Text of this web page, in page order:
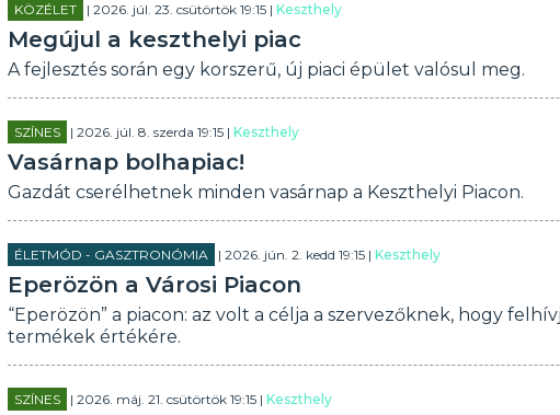
KÖZÉLET | 2026. júl. 23. csütörtök 19:15 | Keszthely
Megújul a keszthelyi piac
A fejlesztés során egy korszerű, új piaci épület valósul meg.
SZÍNES | 2026. júl. 8. szerda 19:15 | Keszthely
Vasárnap bolhapiac!
Gazdát cserélhetnek minden vasárnap a Keszthelyi Piacon.
ÉLETMÓD - GASZTRONÓMIA | 2026. jún. 2. kedd 19:15 | Keszthely
Eperözön a Városi Piacon
“Eperözön” a piacon: az volt a célja a szervezőknek, hogy
termékek értékére.
SZÍNES | 2026. máj. 21. csütörtök 19:15 | Keszthely